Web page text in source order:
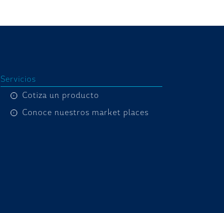
Servicios
Cotiza un producto
Conoce nuestros market places